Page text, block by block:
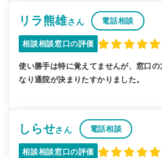
リラ熊雄さん 電話相談
相談相談窓口の評価
使い勝手は特に覚えてませんが、窓口
なり通院が決まりたすかりました。
しらせさん 電話相談
相談相談窓口の評価